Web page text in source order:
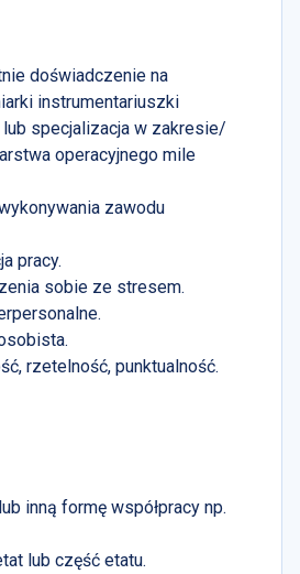
doświadczenie na
instrumentariuszki
specjalizacja w zakresie/
operacyjnego mile
zawodu
pracy.
sobie ze stresem.
rzetelność, punktualność.
inną formę współpracy np.
lub część etatu.